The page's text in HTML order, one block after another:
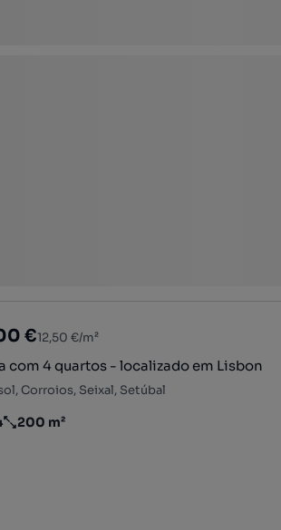
€12,50 €/m²
com 4 quartos - localizado em Lisbon
Corroios, Seixal, Setúbal
por metro quadrado
200 m²